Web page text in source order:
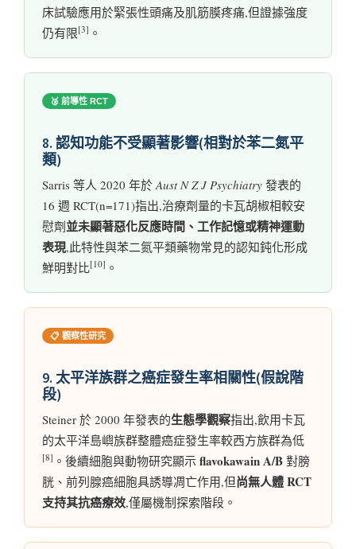
床試驗應用於緊張性頭痛及肌筋膜疼痛,但證據強度
仍有限[3] 。
🥉 前導性 RCT
8. 認知功能不受顯著影響(相對於苯二氮平
類)
Sarris 等人 2020 年於 Aust N Z J Psychiatry 發表的
16 週 RCT(n=171)指出,治療劑量的卡瓦胡椒相較安
慰劑並未顯著惡化反應時間、工作記憶或精神運動
表現,此特性與苯二氮平類藥物常見的認知鈍化形成
鮮明對比[10] 。
📋 觀察性研究
9. 太平洋族群之癌症發生率相關性(假說階
段)
Steiner 於 2000 年發表的生態學觀察指出,飲用卡瓦
的太平洋島嶼族群整體癌症發生率較西方族群為低
[8] 。後續細胞與動物研究顯示 flavokawain A/B 對膀
胱、前列腺癌細胞具誘導凋亡作用,但尚無人體 RCT
支持其抗癌療效,僅屬機制探索階段。